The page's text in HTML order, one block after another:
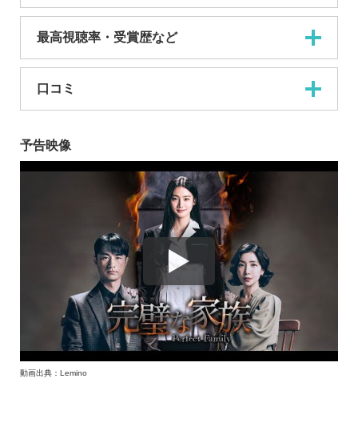
最高視聴率・受賞歴など
口コミ
予告映像
動画出典：Lemino